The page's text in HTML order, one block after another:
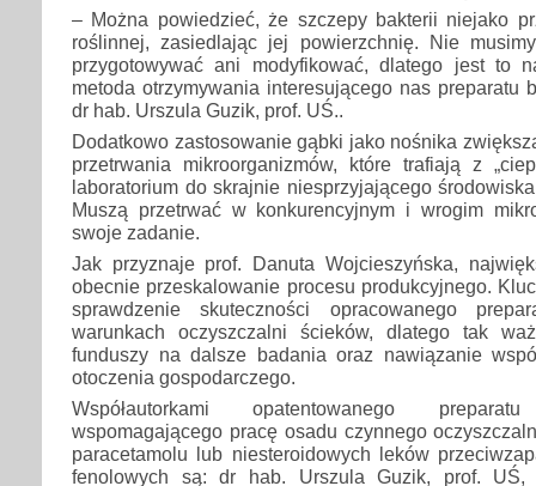
– Można powiedzieć, że szczepy bakterii niejako
roślinnej, zasiedlając jej powierzchnię. Nie
przygotowywać ani modyfikować, dlatego jest to
metoda otrzymywania interesującego nas preparatu
dr hab. Urszula Guzik, prof. UŚ..
Dodatkowo zastosowanie gąbki jako nośnika
przetrwania mikroorganizmów, które trafiają z
laboratorium do skrajnie niesprzyjającego
Muszą przetrwać w konkurencyjnym i wrogim
swoje zadanie.
Jak przyznaje prof. Danuta Wojcieszyńska,
obecnie przeskalowanie procesu produkcyjnego.
sprawdzenie skuteczności opracowanego
warunkach oczyszczalni ścieków, dlatego tak
funduszy na dalsze badania oraz nawiązanie
otoczenia gospodarczego.
Współautorkami opatentowanego preparatu
wspomagającego pracę osadu czynnego
paracetamolu lub niesteroidowych leków
fenolowych są: dr hab. Urszula Guzik, prof.